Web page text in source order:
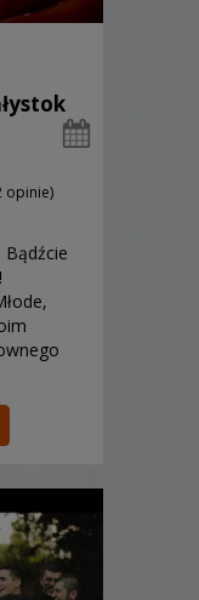
opinie)
Bądźcie